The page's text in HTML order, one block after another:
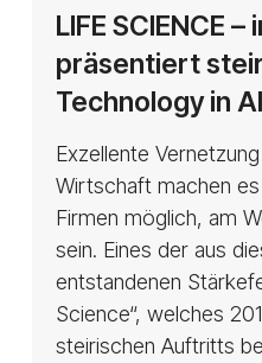
SCIENCE
innoregio
steirische
Human-
Technology
Alpbach
LIFE SCIENCE
präsentiert
Technology in
Exzellente
Wirtschaft machen
Firmen möglich, am
sein. Eines der aus
entstandenen
Science“, welches
steirischen Auftritts